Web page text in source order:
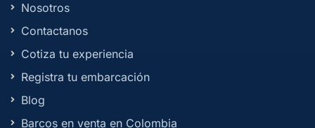
Nosotros
Contactanos
Cotiza tu experiencia
Registra tu embarcación
Blog
Barcos en venta en Colombia